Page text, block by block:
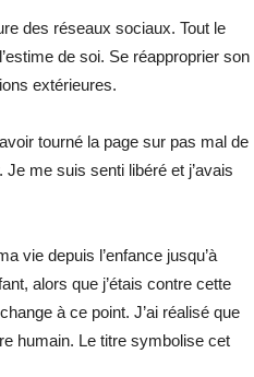
des réseaux sociaux. Tout le
de soi. Se réapproprier son
extérieures.
tourné la page sur pas mal de
me suis senti libéré et j’avais
vie depuis l’enfance jusqu’à
alors que j’étais contre cette
à ce point. J’ai réalisé que
humain. Le titre symbolise cet